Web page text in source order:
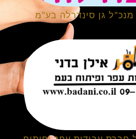
מנכ"ל גן סינדרלה בע"מ